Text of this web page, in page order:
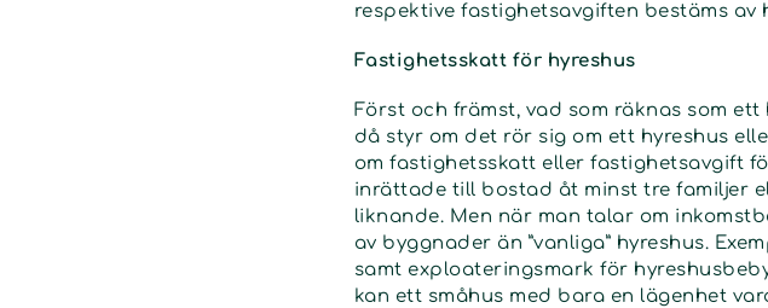
respektive fastighetsavgiften bestäms av
Fastighetsskatt för hyreshus
Först och främst, vad som räknas som
då styr om det rör sig om ett hyreshus
om fastighetsskatt eller fastighetsavgift
inrättade till bostad åt minst tre familjer
liknande. Men när man talar om
av byggnader än ”vanliga” hyreshus.
samt exploateringsmark för
kan ett småhus med bara en lägenhet